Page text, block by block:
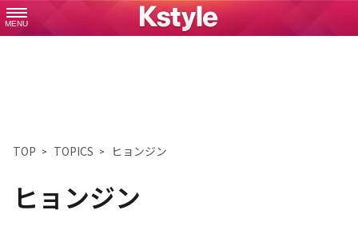
MENU
TOP TOPICS ヒョンジン
ヒョンジン